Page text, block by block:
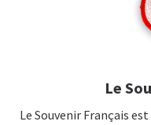
Le
Le Souvenir Français